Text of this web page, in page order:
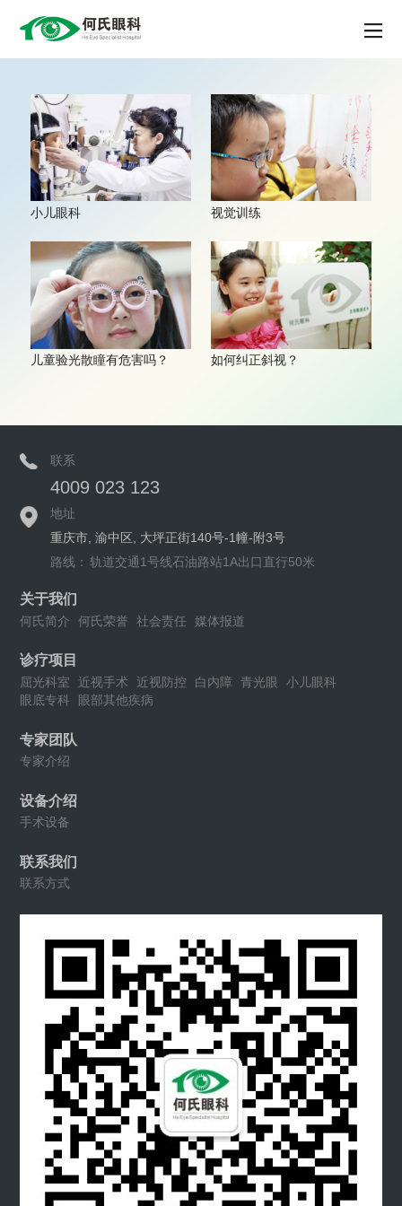
小儿眼科 视觉训练
儿童验光散瞳有危害吗？ 如何纠正斜视？
联系
4009 023 123
地址
重庆市, 渝中区, 大坪正街140号-1幢-附3号
路线： 轨道交通1号线石油路站1A出口直行50米
关于我们
何氏简介 何氏荣誉 社会责任 媒体报道
诊疗项目
屈光科室 近视手术 近视防控 白内障 青光眼
小儿眼科
眼底专科
眼部其他疾病
专家团队
专家介绍
设备介绍
手术设备
联系我们
联系方式